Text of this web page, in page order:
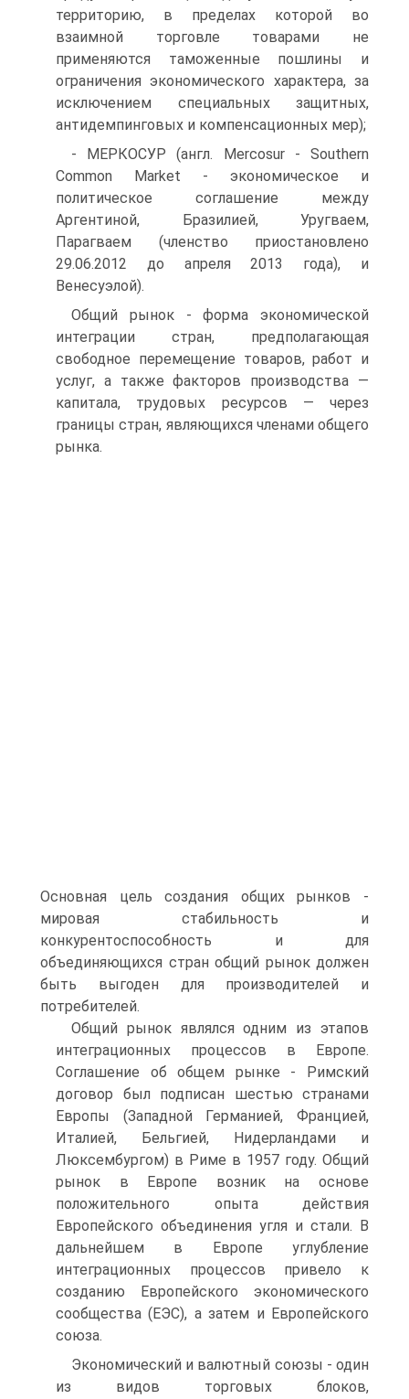
территорию, в пределах которой во
взаимной торговле товарами не
применяются таможенные пошлины и
ограничения экономического характера, за
исключением специальных защитных,
антидемпинговых и компенсационных мер);
- МЕРКОСУР (англ. Mercosur - Southern
Common Market - экономическое и
политическое соглашение между
Аргентиной, Бразилией, Уругваем,
Парагваем (членство приостановлено
29.06.2012 до апреля 2013 года), и
Венесуэлой).
Общий рынок - форма экономической
интеграции стран, предполагающая
свободное перемещение товаров, работ и
услуг, а также факторов производства —
капитала, трудовых ресурсов — через
границы стран, являющихся членами общего
рынка.
Основная цель создания общих рынков -
мировая стабильность и
конкурентоспособность и для
объединяющихся стран общий рынок должен
быть выгоден для производителей и
потребителей.
Общий рынок являлся одним из этапов
интеграционных процессов в Европе.
Соглашение об общем рынке - Римский
договор был подписан шестью странами
Европы (Западной Германией, Францией,
Италией, Бельгией, Нидерландами и
Люксембургом) в Риме в 1957 году. Общий
рынок в Европе возник на основе
положительного опыта действия
Европейского объединения угля и стали. В
дальнейшем в Европе углубление
интеграционных процессов привело к
созданию Европейского экономического
сообщества (ЕЭС), а затем и Европейского
союза.
Экономический и валютный союзы - один
из видов торговых блоков,